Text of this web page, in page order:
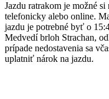
Jazdu ratrakom je možné
telefonicky alebo online.
jazdu je potrebné byť o
Medvedí brloh Strachan,
prípade nedostavenia sa
uplatniť nárok na jazdu.